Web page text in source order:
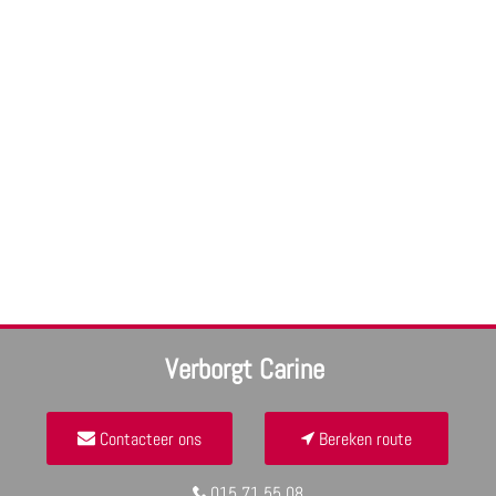
Verborgt Carine
Contacteer ons Bereken route